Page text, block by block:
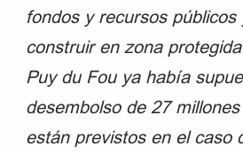
fondos y recursos públicos
construir en zona
Puy du Fou ya había
desembolso de 27
están previstos en el caso